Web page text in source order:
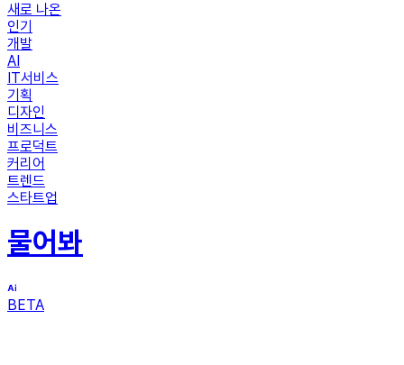
새로 나온
인기
개발
AI
IT서비스
기획
디자인
비즈니스
프로덕트
커리어
트렌드
스타트업
물어봐
BETA